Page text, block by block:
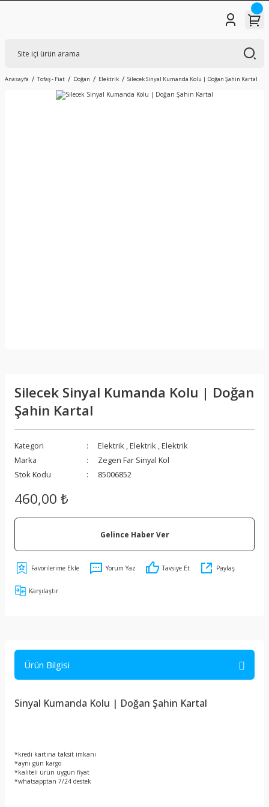
Anasayfa Tofaş - Fiat Doğan Elektrik Silecek Sinyal Kumanda Kolu | Doğan Şahin Kartal
Silecek Sinyal Kumanda Kolu | Doğan
Şahin Kartal
Kategori Elektrik ,Elektrik ,Elektrik
Marka
Zegen Far Sinyal Kol
Stok Kodu
85006852
460,00 ₺
Gelince Haber Ver
Yorum Yaz Tavsiye Et Paylaş
Karşılaştır
Ürün Bilgisi
Sinyal Kumanda Kolu | Doğan Şahin Kartal
*kredi kartına taksit imkanı
*aynı gün kargo
*kaliteli ürün uygun fiyat
*whatsapptan 7/24 destek